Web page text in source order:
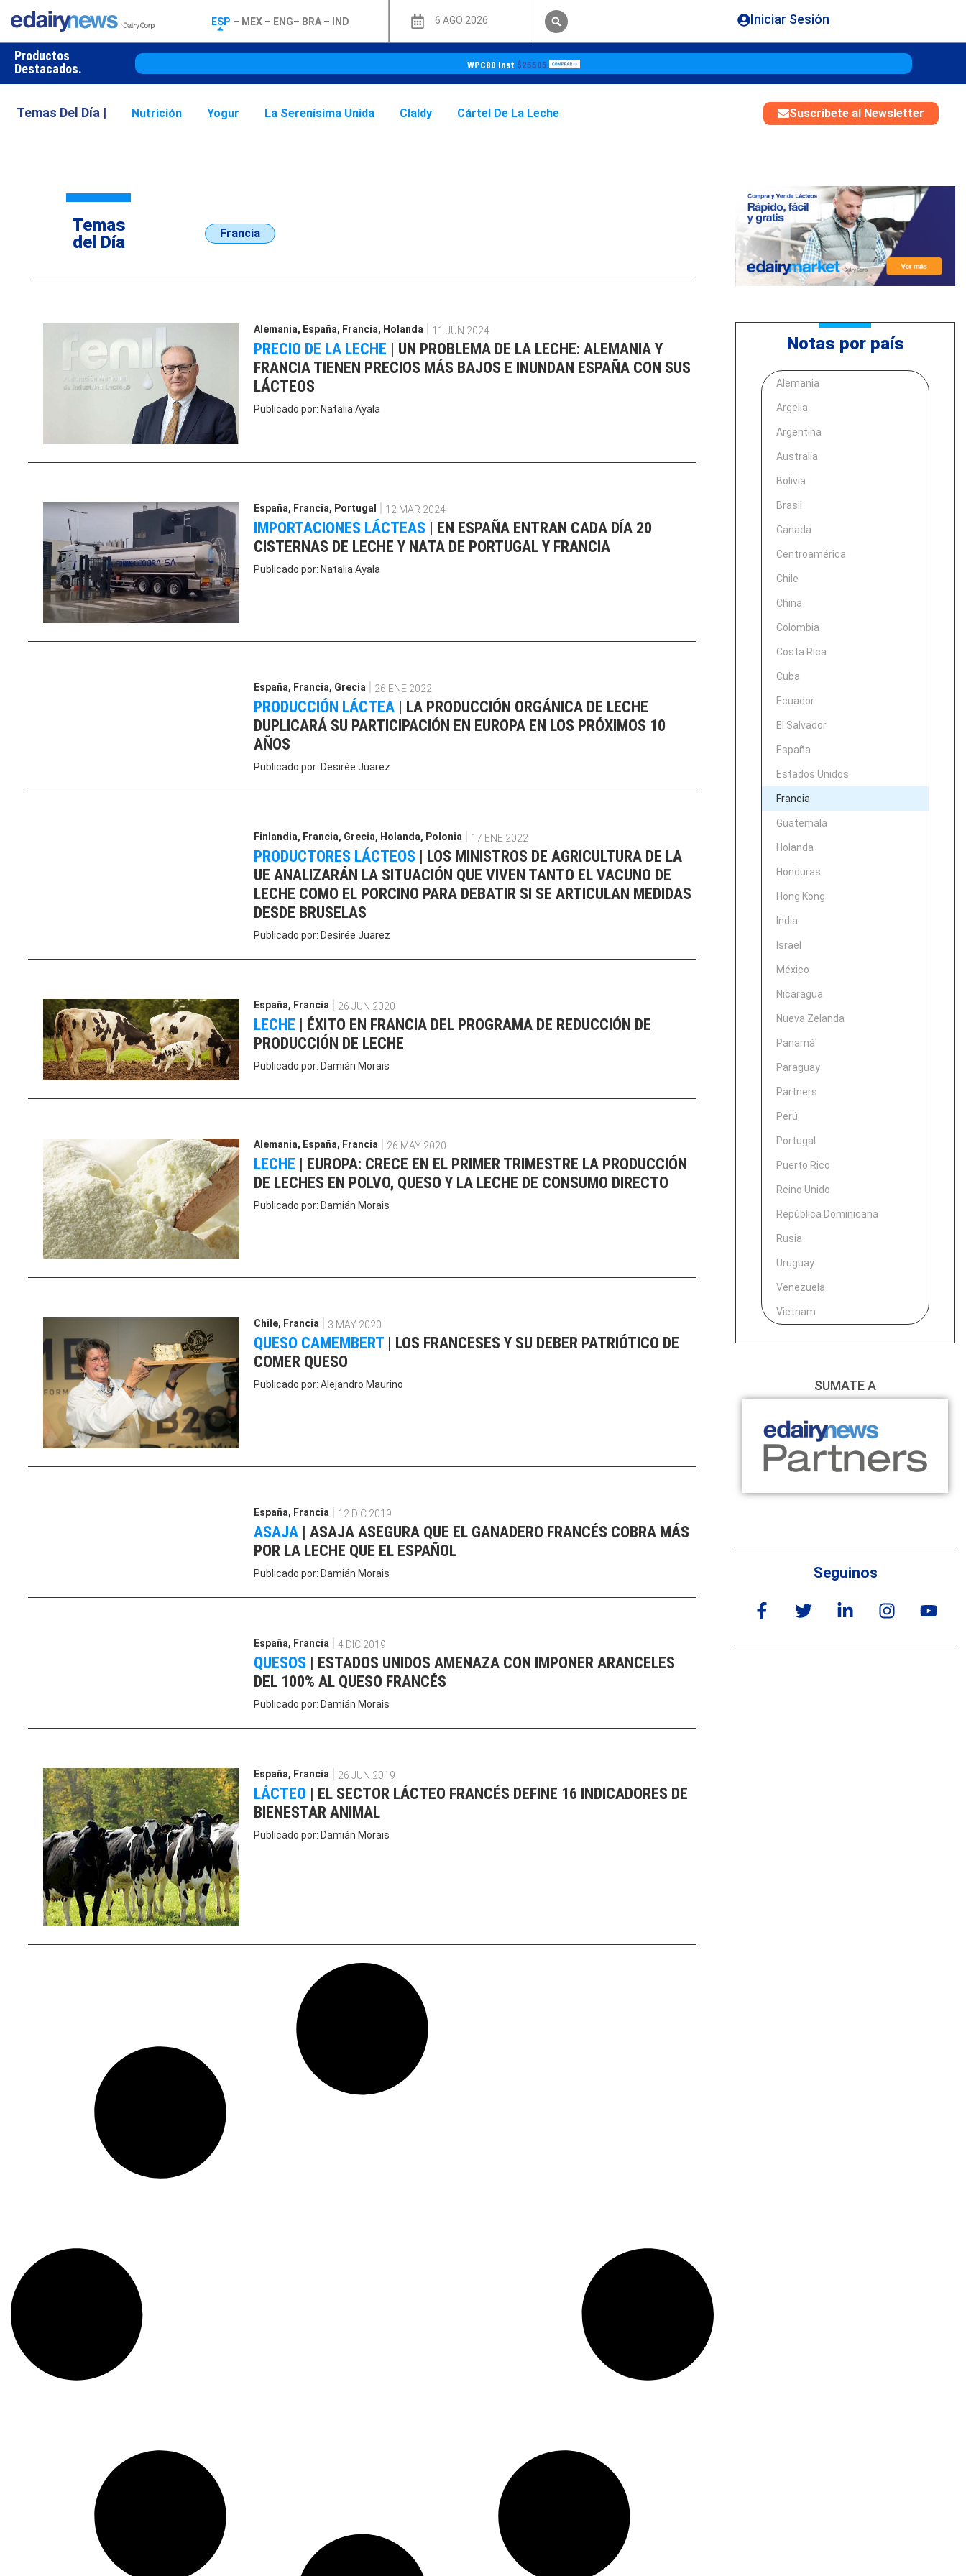
ESP – MEX– ENG– BRA– IND 6 AGO 2026 Iniciar Sesión
Productos
Destacados.
WPC80 Inst $25505
Temas Del Día | Nutrición Yogur La Serenísima Unida Claldy Cártel De La Leche Suscríbete al Newsletter
Temas
del Día
Francia
Alemania, España, Francia, Holanda 11 JUN 2024
PRECIO DE LA LECHE | UN PROBLEMA DE LA LECHE: ALEMANIA Y
FRANCIA TIENEN PRECIOS MÁS BAJOS E INUNDAN ESPAÑA CON SUS
LÁCTEOS
Publicado por: Natalia Ayala
España, Francia, Portugal 12 MAR 2024
IMPORTACIONES LÁCTEAS | EN ESPAÑA ENTRAN CADA DÍA 20
CISTERNAS DE LECHE Y NATA DE PORTUGAL Y FRANCIA
Publicado por: Natalia Ayala
España, Francia, Grecia 26 ENE 2022
PRODUCCIÓN LÁCTEA | LA PRODUCCIÓN ORGÁNICA DE LECHE
DUPLICARÁ SU PARTICIPACIÓN EN EUROPA EN LOS PRÓXIMOS 10
AÑOS
Publicado por: Desirée Juarez
Finlandia, Francia, Grecia, Holanda, Polonia 17 ENE 2022
PRODUCTORES LÁCTEOS | LOS MINISTROS DE AGRICULTURA DE LA
UE ANALIZARÁN LA SITUACIÓN QUE VIVEN TANTO EL VACUNO DE
LECHE COMO EL PORCINO PARA DEBATIR SI SE ARTICULAN MEDIDAS
DESDE BRUSELAS
Publicado por: Desirée Juarez
España, Francia 26 JUN 2020
LECHE | ÉXITO EN FRANCIA DEL PROGRAMA DE REDUCCIÓN DE
PRODUCCIÓN DE LECHE
Publicado por: Damián Morais
Alemania, España, Francia 26 MAY 2020
LECHE | EUROPA: CRECE EN EL PRIMER TRIMESTRE LA PRODUCCIÓN
DE LECHES EN POLVO, QUESO Y LA LECHE DE CONSUMO DIRECTO
Publicado por: Damián Morais
Chile, Francia 3 MAY 2020
QUESO CAMEMBERT | LOS FRANCESES Y SU DEBER PATRIÓTICO DE
COMER QUESO
Publicado por: Alejandro Maurino
España, Francia 12 DIC 2019
ASAJA | ASAJA ASEGURA QUE EL GANADERO FRANCÉS COBRA MÁS
POR LA LECHE QUE EL ESPAÑOL
Publicado por: Damián Morais
España, Francia 4 DIC 2019
QUESOS | ESTADOS UNIDOS AMENAZA CON IMPONER ARANCELES
DEL 100% AL QUESO FRANCÉS
Publicado por: Damián Morais
España, Francia 26 JUN 2019
LÁCTEO | EL SECTOR LÁCTEO FRANCÉS DEFINE 16 INDICADORES DE
BIENESTAR ANIMAL
Publicado por: Damián Morais
Notas por país
Alemania
Argelia
Argentina
Australia
Bolivia
Brasil
Canada
Centroamérica
Chile
China
Colombia
Costa Rica
Cuba
Ecuador
El Salvador
España
Estados Unidos
Francia
Guatemala
Holanda
Honduras
Hong Kong
India
Israel
México
Nicaragua
Nueva Zelanda
Panamá
Paraguay
Partners
Perú
Portugal
Puerto Rico
Reino Unido
República Dominicana
Rusia
Uruguay
Venezuela
Vietnam
SUMATE A
Seguinos